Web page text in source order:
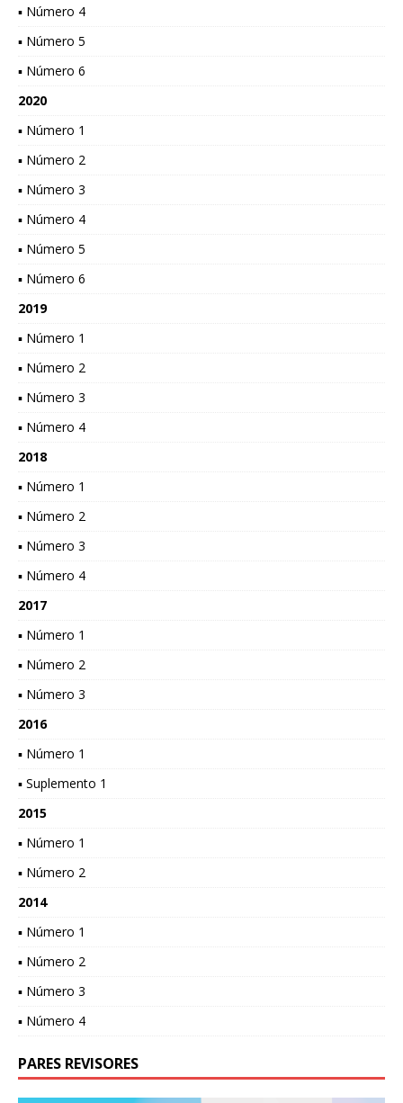
▪ Número 4
▪ Número 5
▪ Número 6
2020
▪ Número 1
▪ Número 2
▪ Número 3
▪ Número 4
▪ Número 5
▪ Número 6
2019
▪ Número 1
▪ Número 2
▪ Número 3
▪ Número 4
2018
▪ Número 1
▪ Número 2
▪ Número 3
▪ Número 4
2017
▪ Número 1
▪ Número 2
▪ Número 3
2016
▪ Número 1
▪ Suplemento 1
2015
▪ Número 1
▪ Número 2
2014
▪ Número 1
▪ Número 2
▪ Número 3
▪ Número 4
PARES REVISORES